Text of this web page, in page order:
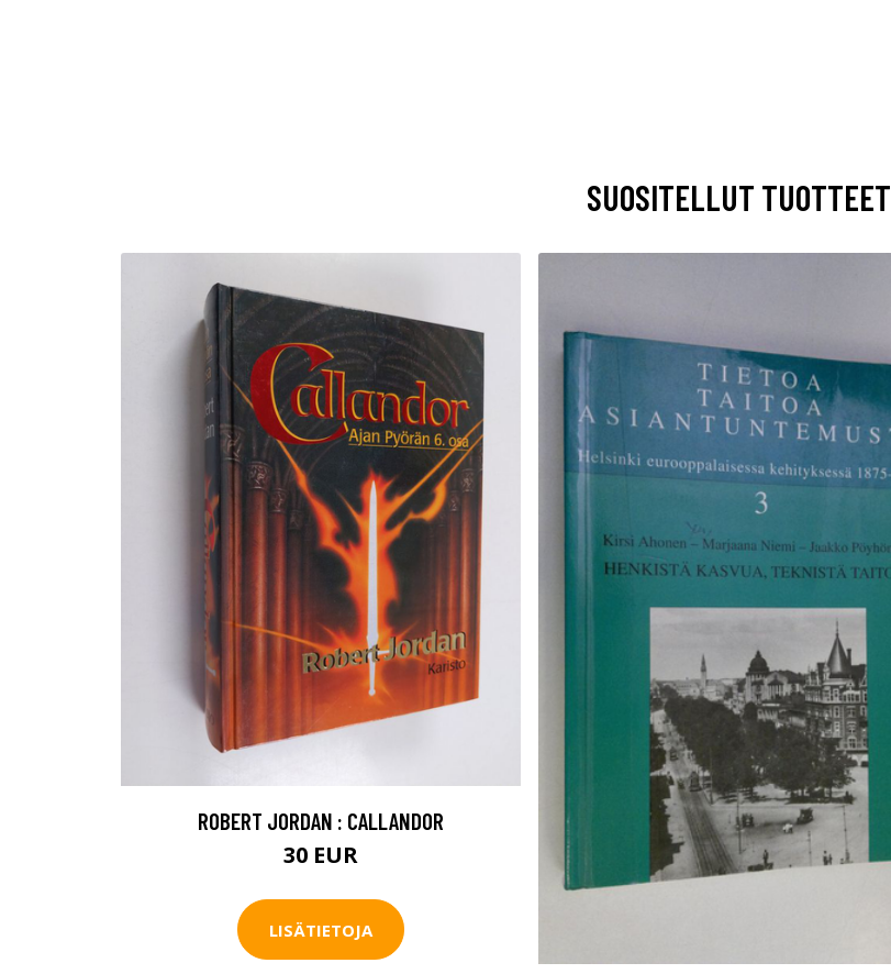
SUOSITELLUT TUOTTEET
ROBERT JORDAN : CALLANDOR
30 EUR
LISÄTIETOJA